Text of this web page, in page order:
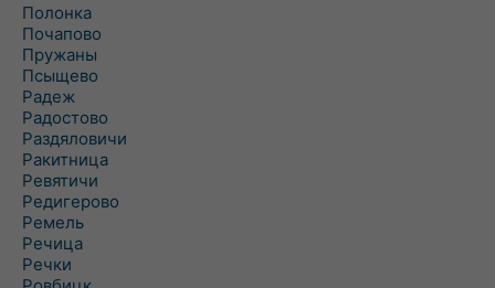
Полонка
Почапово
Пружаны
Псыщево
Радеж
Радостово
Раздяловичи
Ракитница
Ревятичи
Редигерово
Ремель
Речица
Речки